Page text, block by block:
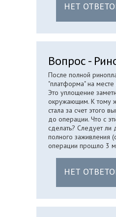
НЕТ
Вопрос -
После полной
"платформа" на месте
Это уплощение
окружающим. К тому
стала за счет этого
до операции. Что с
сделать? Следует ли
полного заживления
операции прошло 3
НЕТ